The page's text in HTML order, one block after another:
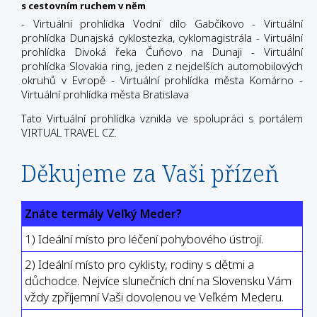
s cestovním ruchem v něm
- Virtuální prohlídka Vodní dílo Gabčíkovo - Virtuální
prohlídka Dunajská cyklostezka, cyklomagistrála - Virtuální
prohlídka Divoká řeka Čuňovo na Dunaji - Virtuální
prohlídka Slovakia ring, jeden z nejdelších automobilových
okruhů v Evropě- Virtuální prohlídka města Komárno -
Virtuální prohlídka města Bratislava
Tato Virtuální prohlídka vznikla ve spolupráci s portálem
VIRTUAL TRAVEL CZ.
Děkujeme za Vaši přízeň
Znáte termály Veľký Meder?
1) Ideální místo pro léčení pohybového ústrojí.
2) Ideální místo pro cyklisty, rodiny s dětmi a
důchodce. Nejvíce slunečních dní na Slovensku Vám
vždy zpříjemní Vaši dovolenou ve Veľkém Mederu.